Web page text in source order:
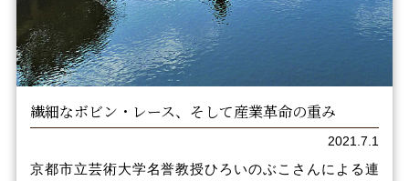
繊細なボビン・レース、そして産業革命の重み
2021.7.1
京都市立芸術大学名誉教授ひろいのぶこさんによる連